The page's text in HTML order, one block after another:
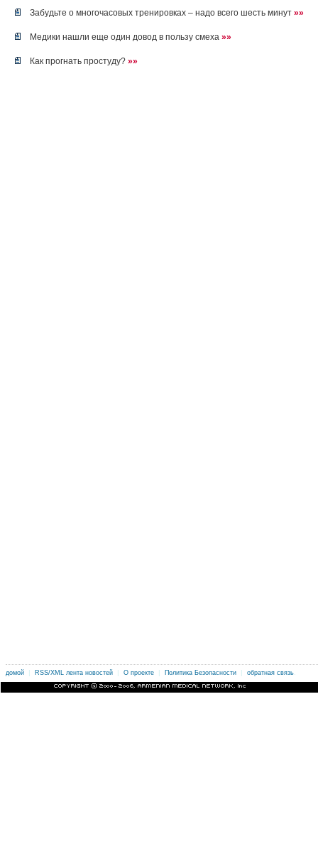
Забудьте о многочасовых тренировках – надо всего шесть минут »»
Медики нашли еще один довод в пользу смеха »»
Как прогнать простуду? »»
домой | RSS/XML лента новостей | О проекте | Политика Безопасности | обратная связь